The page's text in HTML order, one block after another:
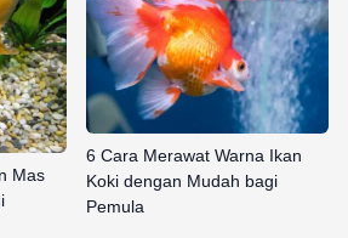
Mas
6 Cara Merawat Warna Ikan
Koki dengan Mudah bagi
Pemula